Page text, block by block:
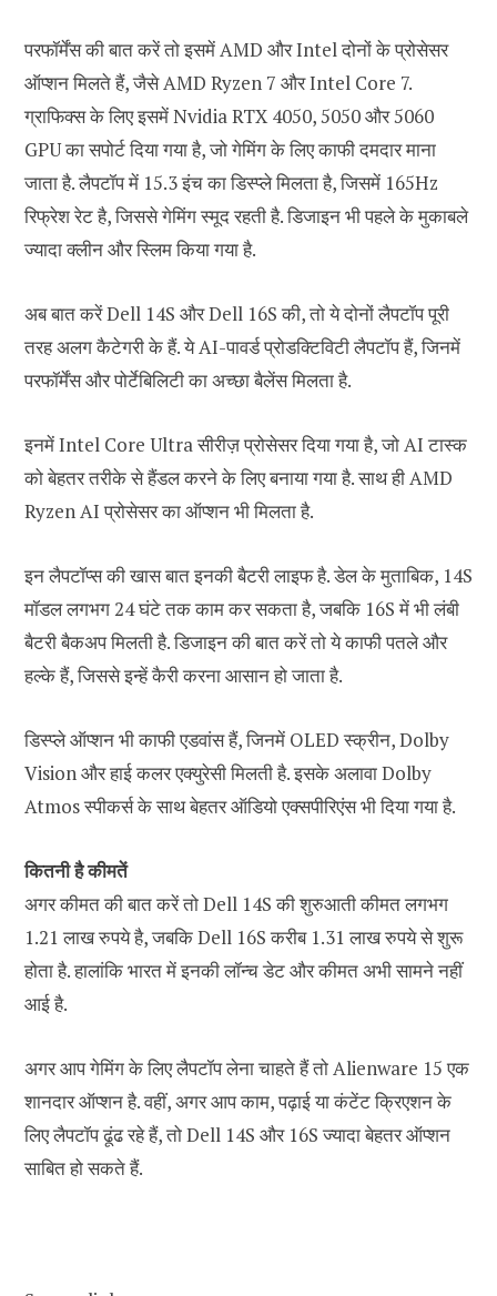
परफॉर्मेंस की बात करें तो इसमें AMD और Intel दोनों के प्रोसेसर
ऑप्शन मिलते हैं, जैसे AMD Ryzen 7 और Intel Core 7.
ग्राफिक्स के लिए इसमें Nvidia RTX 4050, 5050 और 5060
GPU का सपोर्ट दिया गया है, जो गेमिंग के लिए काफी दमदार माना
जाता है. लैपटॉप में 15.3 इंच का डिस्प्ले मिलता है, जिसमें 165Hz
रिफ्रेश रेट है, जिससे गेमिंग स्मूद रहती है. डिजाइन भी पहले के मुकाबले
ज्यादा क्लीन और स्लिम किया गया है.
अब बात करें Dell 14S और Dell 16S की, तो ये दोनों लैपटॉप पूरी
तरह अलग कैटेगरी के हैं. ये AI-पावर्ड प्रोडक्टिविटी लैपटॉप हैं, जिनमें
परफॉर्मेंस और पोर्टेबिलिटी का अच्छा बैलेंस मिलता है.
इनमें Intel Core Ultra सीरीज़ प्रोसेसर दिया गया है, जो AI टास्क
को बेहतर तरीके से हैंडल करने के लिए बनाया गया है. साथ ही AMD
Ryzen AI प्रोसेसर का ऑप्शन भी मिलता है.
इन लैपटॉप्स की खास बात इनकी बैटरी लाइफ है. डेल के मुताबिक, 14S
मॉडल लगभग 24 घंटे तक काम कर सकता है, जबकि 16S में भी लंबी
बैटरी बैकअप मिलती है. डिजाइन की बात करें तो ये काफी पतले और
हल्के हैं, जिससे इन्हें कैरी करना आसान हो जाता है.
डिस्प्ले ऑप्शन भी काफी एडवांस हैं, जिनमें OLED स्क्रीन, Dolby
Vision और हाई कलर एक्युरेसी मिलती है. इसके अलावा Dolby
Atmos स्पीकर्स के साथ बेहतर ऑडियो एक्सपीरिएंस भी दिया गया है.
कितनी है कीमतें
अगर कीमत की बात करें तो Dell 14S की शुरुआती कीमत लगभग
1.21 लाख रुपये है, जबकि Dell 16S करीब 1.31 लाख रुपये से शुरू
होता है. हालांकि भारत में इनकी लॉन्च डेट और कीमत अभी सामने नहीं
आई है.
अगर आप गेमिंग के लिए लैपटॉप लेना चाहते हैं तो Alienware 15 एक
शानदार ऑप्शन है. वहीं, अगर आप काम, पढ़ाई या कंटेंट क्रिएशन के
लिए लैपटॉप ढूंढ रहे हैं, तो Dell 14S और 16S ज्यादा बेहतर ऑप्शन
साबित हो सकते हैं.